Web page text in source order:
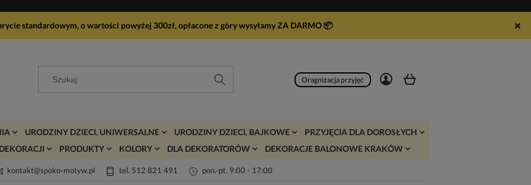
standardowym, o wartości powyżej 300zł, opłacone z góry wysyłamy ZA DARMO📦
Oragnizacja przyjęć
URODZINY DZIECI, UNIWERSALNE URODZINY DZIECI, BAJKOWE
PRZYJĘCIA DLA DOROSŁYCH
PRODUKTY KOLORY DLA DEKORATORÓW DEKORACJE BALONOWE KRAKÓW
kontakt@spoko-motyw.pl tel. 512 821 491 pon.-pt. 9:00 - 17:00